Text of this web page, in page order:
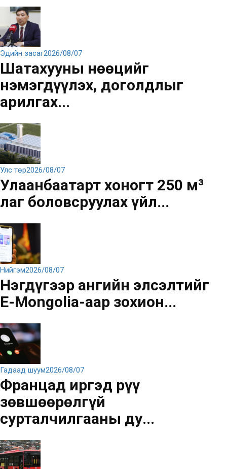
Эдийн засаг2026/08/07
Шатахууны нөөцийг
нэмэгдүүлэх, доголдлыг
арилгах...
Улс төр2026/08/07
Улаанбаатарт хоногт 250 м³
лаг боловсруулах үйл...
Нийгэм2026/08/07
Нэгдүгээр ангийн элсэлтийг
E-Mongolia-аар зохион...
Гадаад шуум2026/08/07
Францад иргэд рүү
зөвшөөрөлгүй
сурталчилгааны ду...